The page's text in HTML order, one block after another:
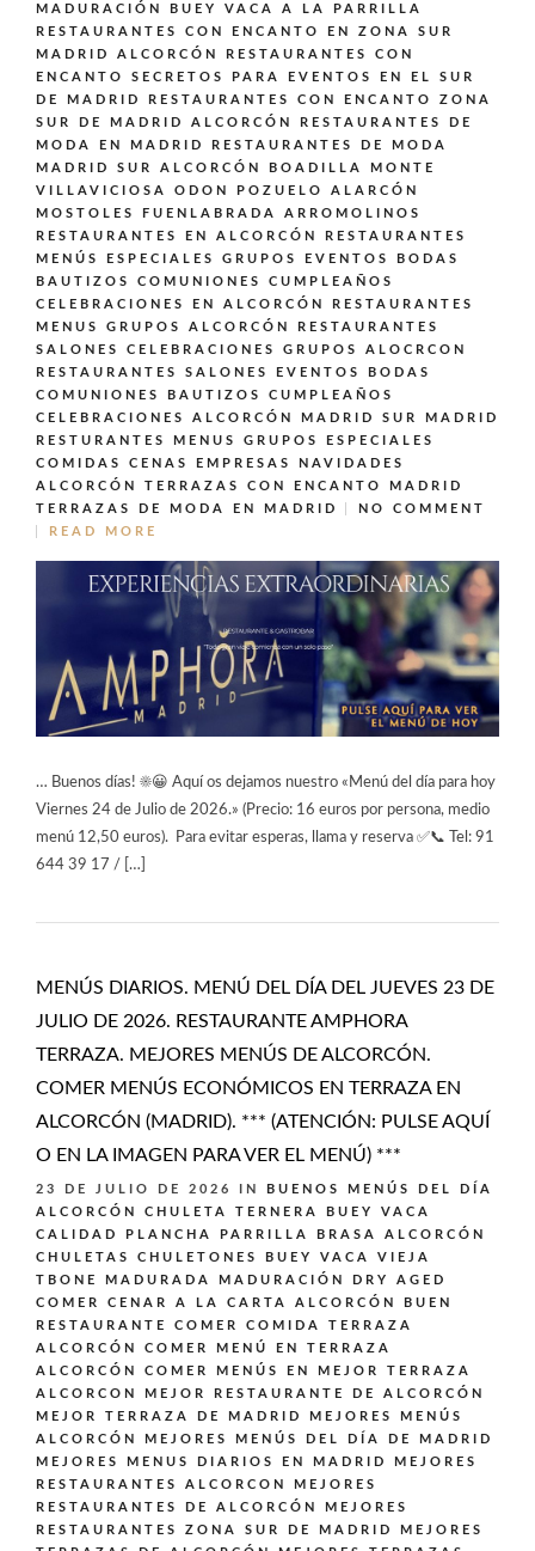
MADURACIÓN BUEY VACA A LA PARRILLA
RESTAURANTES CON ENCANTO EN ZONA SUR
MADRID ALCORCÓN
RESTAURANTES CON
ENCANTO SECRETOS PARA EVENTOS EN EL SUR
DE MADRID
RESTAURANTES CON ENCANTO ZONA
SUR DE MADRID ALCORCÓN
RESTAURANTES DE
MODA EN MADRID
RESTAURANTES DE MODA
MADRID SUR ALCORCÓN BOADILLA MONTE
VILLAVICIOSA ODON POZUELO ALARCÓN
MOSTOLES FUENLABRADA ARROMOLINOS
RESTAURANTES EN ALCORCÓN
RESTAURANTES
MENÚS ESPECIALES GRUPOS EVENTOS BODAS
BAUTIZOS COMUNIONES CUMPLEAÑOS
CELEBRACIONES EN ALCORCÓN
RESTAURANTES
MENUS GRUPOS ALCORCÓN
RESTAURANTES
SALONES CELEBRACIONES GRUPOS ALOCRCON
RESTAURANTES SALONES EVENTOS BODAS
COMUNIONES BAUTIZOS CUMPLEAÑOS
CELEBRACIONES ALCORCÓN MADRID SUR MADRID
RESTURANTES MENUS GRUPOS ESPECIALES
COMIDAS CENAS EMPRESAS NAVIDADES
ALCORCÓN
TERRAZAS CON ENCANTO MADRID
TERRAZAS DE MODA EN MADRID
NO COMMENT
READ MORE
… Buenos días! ☀️😀 Aquí os dejamos nuestro «Menú del día para hoy
Viernes 24 de Julio de 2026.» (Precio: 16 euros por persona, medio
menú 12,50 euros). Para evitar esperas, llama y reserva ✅📞 Tel: 91
644 39 17 / […]
MENÚS DIARIOS. MENÚ DEL DÍA DEL JUEVES 23 DE
JULIO DE 2026. RESTAURANTE AMPHORA
TERRAZA. MEJORES MENÚS DE ALCORCÓN.
COMER MENÚS ECONÓMICOS EN TERRAZA EN
ALCORCÓN (MADRID). *** (ATENCIÓN: PULSE AQUÍ
O EN LA IMAGEN PARA VER EL MENÚ) ***
23 DE JULIO DE 2026 IN
BUENOS MENÚS DEL DÍA
ALCORCÓN
CHULETA TERNERA BUEY VACA
CALIDAD PLANCHA PARRILLA BRASA ALCORCÓN
CHULETAS CHULETONES BUEY VACA VIEJA
TBONE MADURADA MADURACIÓN DRY AGED
COMER CENAR A LA CARTA ALCORCÓN BUEN
RESTAURANTE
COMER COMIDA TERRAZA
ALCORCÓN
COMER MENÚ EN TERRAZA
ALCORCÓN
COMER MENÚS EN MEJOR TERRAZA
ALCORCON
MEJOR RESTAURANTE DE ALCORCÓN
MEJOR TERRAZA DE MADRID
MEJORES MENÚS
ALCORCÓN
MEJORES MENÚS DEL DÍA DE MADRID
MEJORES MENUS DIARIOS EN MADRID
MEJORES
RESTAURANTES ALCORCON
MEJORES
RESTAURANTES DE ALCORCÓN
MEJORES
RESTAURANTES ZONA SUR DE MADRID
MEJORES